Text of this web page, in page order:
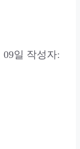
09일 작성자: